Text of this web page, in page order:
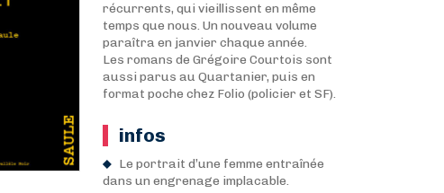
récurrents, qui vieillissent en même
temps que nous. Un nouveau volume
paraîtra en janvier chaque année.
Les romans de Grégoire Courtois sont
aussi parus au Quartanier, puis en
format poche chez Folio (policier et SF).
infos
Le portrait d’une femme entraînée
dans un engrenage implacable.